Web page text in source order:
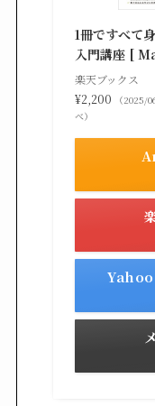
1冊ですべて
入門講座 [
楽天ブックス
¥2,200
（2025/
べ）
Yahoo